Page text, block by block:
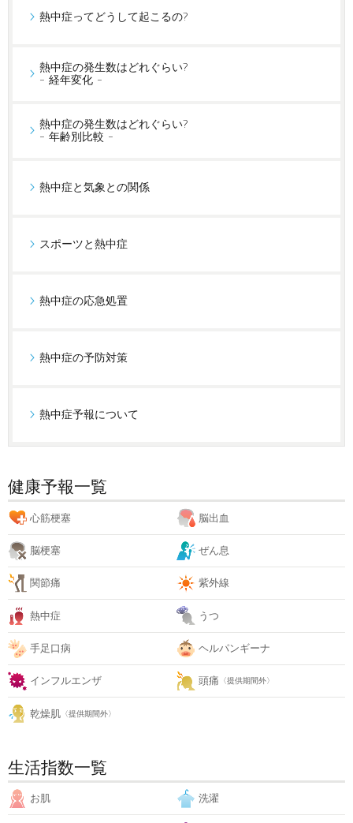
熱中症ってどうして起こるの?
熱中症の発生数はどれぐらい?
- 経年変化 -
熱中症の発生数はどれぐらい?
- 年齢別比較 -
熱中症と気象との関係
スポーツと熱中症
熱中症の応急処置
熱中症の予防対策
熱中症予報について
健康予報一覧
心筋梗塞 脳出血
脳梗塞 ぜん息
関節痛 紫外線
熱中症 うつ
手足口病 ヘルパンギーナ
インフルエンザ 頭痛 〈提供期間外〉
乾燥肌 〈提供期間外〉
生活指数一覧
お肌 洗濯